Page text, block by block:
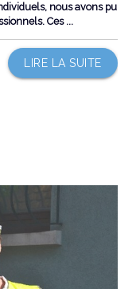
nous avons pu
Ces ...
LIRE LA SUITE